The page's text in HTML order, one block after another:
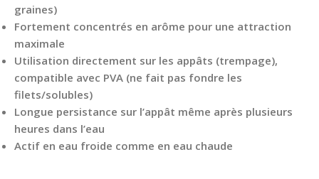
graines)
Fortement concentrés en arôme pour une attraction
maximale
Utilisation directement sur les appâts (trempage),
compatible avec PVA (ne fait pas fondre les
filets/solubles)
Longue persistance sur l’appât même après plusieurs
heures dans l’eau
Actif en eau froide comme en eau chaude